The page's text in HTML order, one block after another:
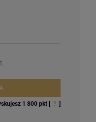
1 800 pkt [ ? ]